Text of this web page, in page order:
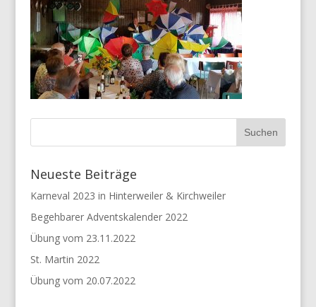
Neueste Beiträge
Karneval 2023 in Hinterweiler & Kirchweiler
Begehbarer Adventskalender 2022
Übung vom 23.11.2022
St. Martin 2022
Übung vom 20.07.2022